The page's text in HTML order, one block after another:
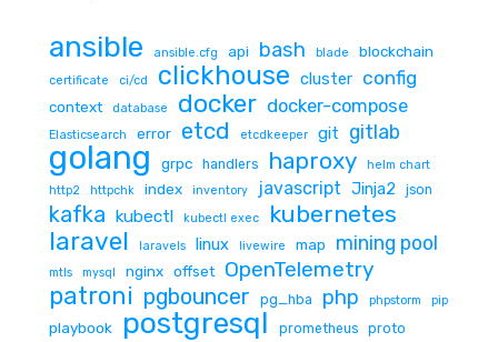
ansible ansible.cfg api bash blade blockchain
certificate ci/cd clickhouse cluster config
context database docker docker-compose
Elasticsearch error etcd etcdkeeper git gitlab
golang grpc handlers haproxy
helm chart
http2
httpchk index inventory javascript Jinja2 json
kafka kubectl kubectl exec kubernetes
laravel laravels linux livewire map mining pool
mtls mysql nginx offset OpenTelemetry
patroni pgbouncer pg_hba php phpstorm pip
playbook postgresql prometheus proto